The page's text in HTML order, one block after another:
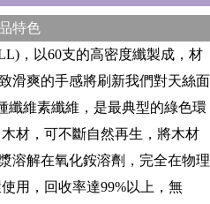
特色
，以60支的高密度纖製成，材
滑爽的手感將刷新我們對天絲面
纖維素纖維，是最典型的綠色環
材，可不斷自然再生，將木材
溶解在氧化銨溶劑，完全在物理
用，回收率達99%以上，無